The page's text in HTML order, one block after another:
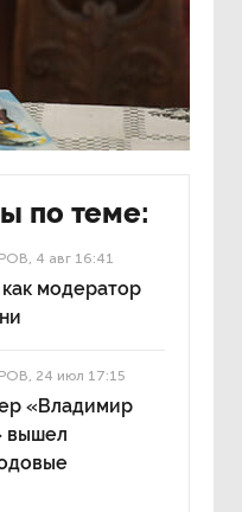
по теме:
, 4 авг 16:41
модератор
, 24 июл 17:15
«Владимир
вышел